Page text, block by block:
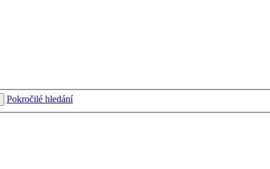
Pokročilé hledání